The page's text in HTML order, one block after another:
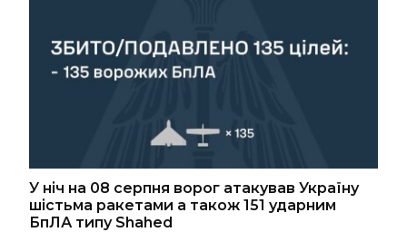
У ніч на 08 серпня ворог атакував Україну
шістьма ракетами а також 151 ударним
БпЛА типу Shahed